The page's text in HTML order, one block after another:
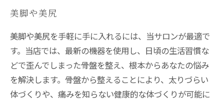
美脚や美尻
美脚や美尻を手軽に手に入れるには、当サロンが最適で
す。当店では、最新の機器を使用し、日頃の生活習慣な
どで歪んでしまった骨盤を整え、根本からあなたの悩み
を解決します。骨盤から整えることにより、太りづらい
体づくりや、痛みを知らない健康的な体づくりが可能に